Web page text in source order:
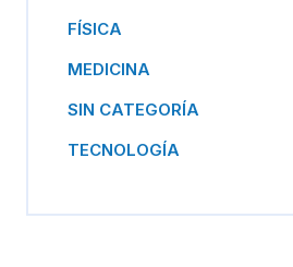
FÍSICA
MEDICINA
SIN CATEGORÍA
TECNOLOGÍA